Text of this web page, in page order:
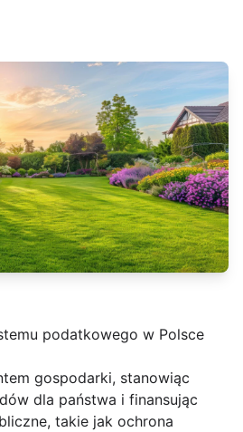
podatkowego w Polsce
gospodarki, stanowiąc
dla państwa i finansując
takie jak ochrona